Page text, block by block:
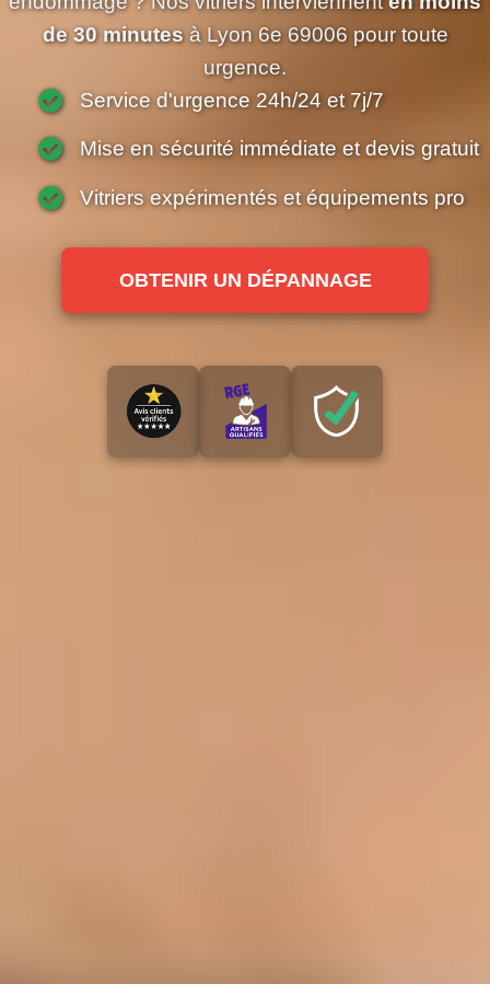
de 30 minutesà Lyon 6e 69006 pour toute
urgence.
Service d'urgence 24h/24 et 7j/7
Mise en sécurité immédiate et devis gratuit
Vitriers expérimentés et équipements pro
OBTENIR UN DÉPANNAGE